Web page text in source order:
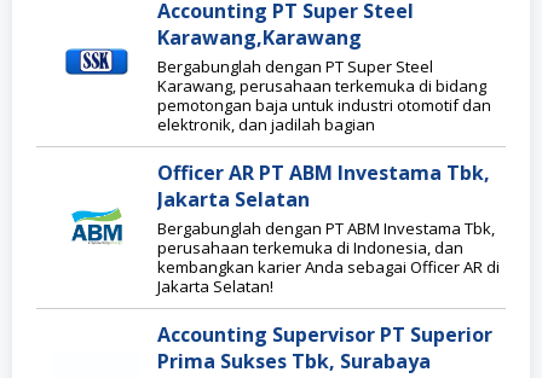
Accounting PT Super Steel
Karawang,Karawang
Bergabunglah dengan PT Super Steel
Karawang, perusahaan terkemuka di bidang
pemotongan baja untuk industri otomotif dan
elektronik, dan jadilah bagian
Officer AR PT ABM Investama Tbk,
Jakarta Selatan
Bergabunglah dengan PT ABM Investama Tbk,
perusahaan terkemuka di Indonesia, dan
kembangkan karier Anda sebagai Officer AR di
Jakarta Selatan!
Accounting Supervisor PT Superior
Prima Sukses Tbk, Surabaya